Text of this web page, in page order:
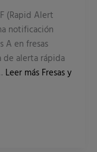
(Rapid Alert
notificación
A en fresas
de alerta rápida
Leer másFresas y